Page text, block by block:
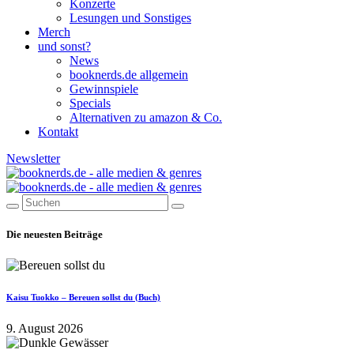
Konzerte
Lesungen und Sonstiges
Merch
und sonst?
News
booknerds.de allgemein
Gewinnspiele
Specials
Alternativen zu amazon & Co.
Kontakt
Newsletter
Die neuesten Beiträge
Kaisu Tuokko – Bereuen sollst du (Buch)
9. August 2026